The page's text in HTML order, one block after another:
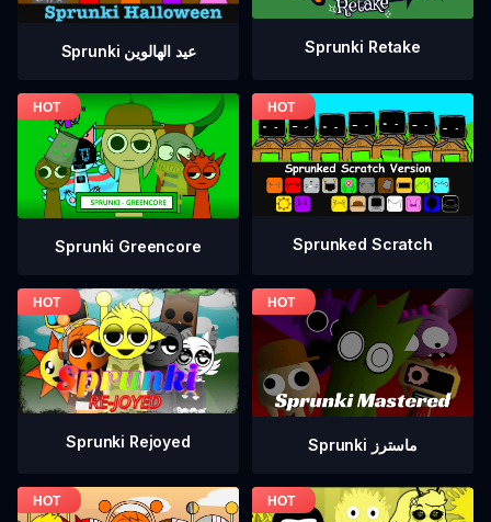
Sprunki عيد الهالوين Sprunki Retake
Sprunki Greencore Sprunked Scratch
Sprunki Rejoyed Sprunki ماسترز